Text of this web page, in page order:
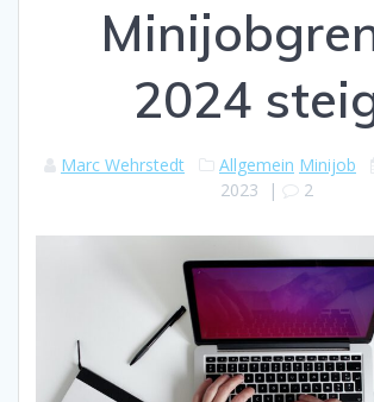
2024
Marc Wehrstedt Allgemein Minijob
2023 | 2